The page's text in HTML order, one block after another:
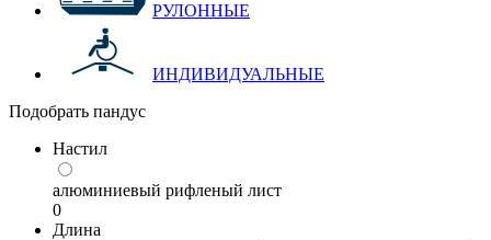
РУЛОННЫЕ
ИНДИВИДУАЛЬНЫЕ
Подобрать пандус
Настил
алюминиевый рифленый лист
0
Длина